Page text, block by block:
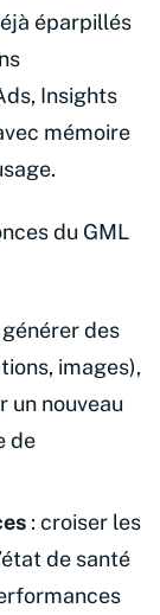
éparpillés
Insights
mémoire
du GML
générer des
images),
un nouveau
de
: croiser les
de santé